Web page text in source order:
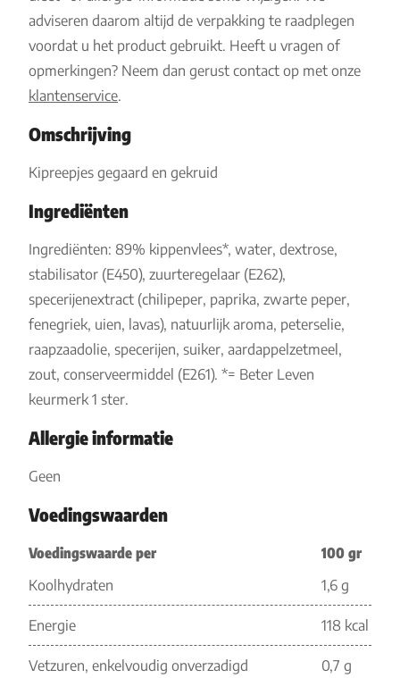
adviseren daarom altijd de verpakking te raadplegen
voordat u het product gebruikt. Heeft u vragen of
opmerkingen? Neem dan gerust contact op met onze
klantenservice.
Omschrijving
Kipreepjes gegaard en gekruid
Ingrediënten
Ingrediënten: 89% kippenvlees*, water, dextrose,
stabilisator (E450), zuurteregelaar (E262),
specerijenextract (chilipeper, paprika, zwarte peper,
fenegriek, uien, lavas), natuurlijk aroma, peterselie,
raapzaadolie, specerijen, suiker, aardappelzetmeel,
zout, conserveermiddel (E261). *= Beter Leven
keurmerk 1 ster.
Allergie informatie
Geen
Voedingswaarden
Voedingswaarde per
100 gr
Koolhydraten
1,6 g
Energie 118 kcal
Vetzuren, enkelvoudig onverzadigd 0,7 g